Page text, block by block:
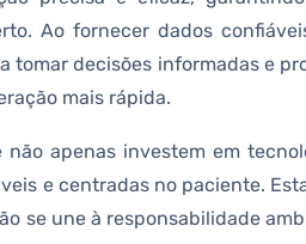
Ao fornecer dados
tomar decisões informadas e
mais rápida.
apenas investem em
e centradas no paciente.
se une à responsabilidade